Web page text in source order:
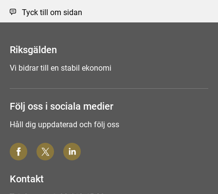
Tyck till om sidan
Riksgälden
Vi bidrar till en stabil ekonomi
Följ oss i sociala medier
Håll dig uppdaterad och följ oss
Kontakt